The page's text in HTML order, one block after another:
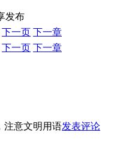
发布
下一页 下一章
下一页 下一章
注意文明用语发表评论